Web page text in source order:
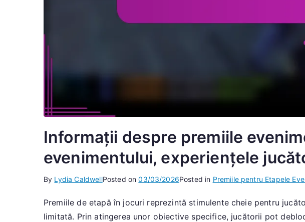
Informații despre premiile
evenimentului, experiențele
By Lydia CaldwellPosted on03/03/2026Posted in Premiile pentru Etapele
Premiile de etapă în jocuri reprezintă stimulente cheie pentru
limitată. Prin atingerea unor obiective specifice, jucătorii pot